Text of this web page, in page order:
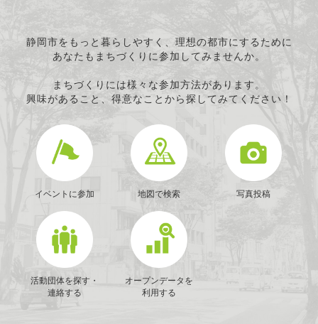
静岡市をもっと暮らしやすく、理想の都市にするために
あなたもまちづくりに参加してみませんか。
まちづくりには様々な参加方法があります。
興味があること、得意なことから探してみてください！
イベントに参加 地図で検索 写真投稿
活動団体を探す・
連絡する
オープンデータを
利用する